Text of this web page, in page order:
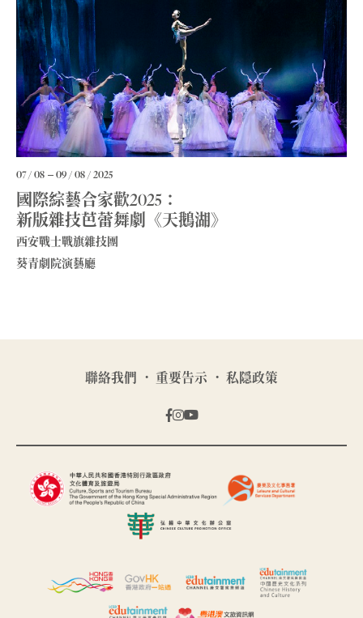
07 / 08 09 / 08 / 2025
國際綜藝合家歡2025：
新版雜技芭蕾舞劇《天鵝湖》
西安戰士戰旗雜技團
葵青劇院演藝廳
聯絡我們 重要告示 私隠政策